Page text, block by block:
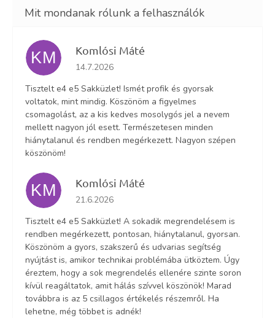
KM Komlósi Máté
Az áruház értékelése 5-ből 5 csillag.
14.7.2026
Tisztelt e4 e5 Sakküzlet! Ismét profik és gyorsak
voltatok, mint mindig. Köszönöm a figyelmes
csomagolást, az a kis kedves mosolygós jel a nevem
mellett nagyon jól esett. Természetesen minden
hiánytalanul és rendben megérkezett. Nagyon szépen
köszönöm!
KM Komlósi Máté
Az áruház értékelése 5-ből 5 csillag.
21.6.2026
Tisztelt e4 e5 Sakküzlet! A sokadik megrendelésem is
rendben megérkezett, pontosan, hiánytalanul, gyorsan.
Köszönöm a gyors, szakszerű és udvarias segítség
nyújtást is, amikor technikai problémába ütköztem. Úgy
éreztem, hogy a sok megrendelés ellenére szinte soron
kívül reagáltatok, amit hálás szívvel köszönök! Marad
továbbra is az 5 csillagos értékelés részemről. Ha
lehetne, még többet is adnék!